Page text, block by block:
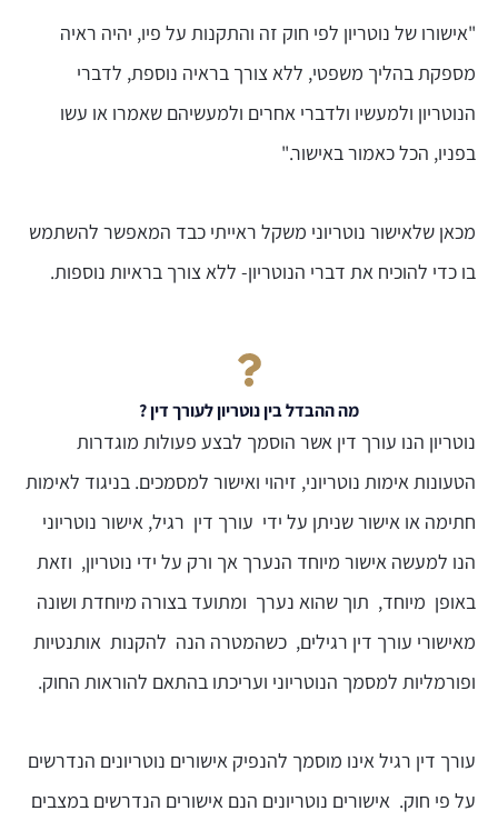
"אישורו של נוטריון לפי חוק זה והתקנות על פיו, יהיה ראיה
מספקת בהליך משפטי, ללא צורך בראיה נוספת, לדברי
הנוטריון ולמעשיו ולדברי אחרים ולמעשיהם שאמרו או עשו
בפניו, הכל כאמור באישור."
מכאן שלאישור נוטריוני משקל ראייתי כבד המאפשר להשתמש
בו כדי להוכיח את דברי הנוטריון- ללא צורך בראיות נוספות.
מה ההבדל בין נוטריון לעורך דין ?​
נוטריון הנו עורך דין אשר הוסמך לבצע פעולות מוגדרות
הטעונות אימות נוטריוני, זיהוי ואישור למסמכים. בניגוד לאימות
חתימה או אישור שניתן על ידי עורך דין רגיל, אישור נוטריוני
הנו למעשה אישור מיוחד הנערך אך ורק על ידי נוטריון, וזאת
באופן מיוחד, תוך שהוא נערך ומתועד בצורה מיוחדת ושונה
מאישורי עורך דין רגילים, כשהמטרה הנה להקנות אותנטיות
ופורמליות למסמך הנוטריוני ועריכתו בהתאם להוראות החוק.
עורך דין רגיל אינו מוסמך להנפיק אישורים נוטריונים הנדרשים
על פי חוק. אישורים נוטריונים הנם אישורים הנדרשים במצבים